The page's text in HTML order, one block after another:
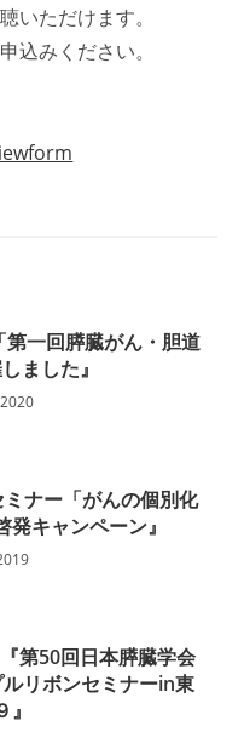
ただけます。
みください。
一回膵臓がん・胆道
ました』
ナー「がんの個別化
キャンペーン』
第50回日本膵臓学会
リボンセミナーin東